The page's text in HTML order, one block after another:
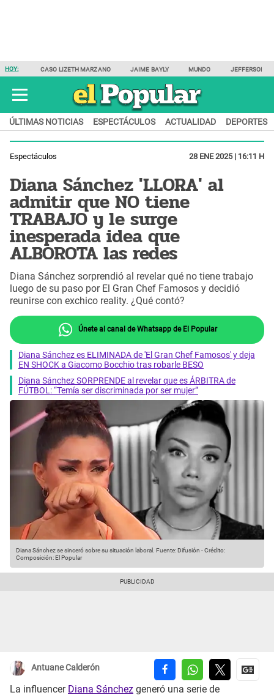
HOY: CASO LIZETH MARZANO JAIME BAYLY MUNDO JEFFERSON
ÚLTIMAS NOTICIAS ESPECTÁCULOS ACTUALIDAD DEPORTES
Espectáculos 28 ENE 2025 | 16:11 H
Diana Sánchez 'LLORA' al
admitir que NO tiene
TRABAJO y le surge
inesperada idea que
ALBOROTA las redes
Diana Sánchez sorprendió al revelar qué no tiene trabajo
luego de su paso por El Gran Chef Famosos y decidió
reunirse con exchico reality. ¿Qué contó?
Únete al canal de Whatsapp de El Popular
Diana Sánchez es ELIMINADA de 'El Gran Chef Famosos' y deja
EN SHOCK a Giacomo Bocchio tras robarle BESO
Diana Sánchez SORPRENDE al revelar que es ÁRBITRA de
FÚTBOL: “Temía ser discriminada por ser mujer”
Diana Sánchez se sinceró sobre su situación laboral. Fuente: Difusión -Crédito:
Composición: El Popular
Antuane Calderón
La influencer Diana Sánchez generó una serie de